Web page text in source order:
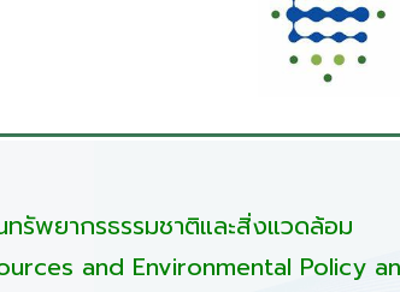
ทรัพยากรธรรมชาติและสิ่งแวดล้อม
and Environmental Policy